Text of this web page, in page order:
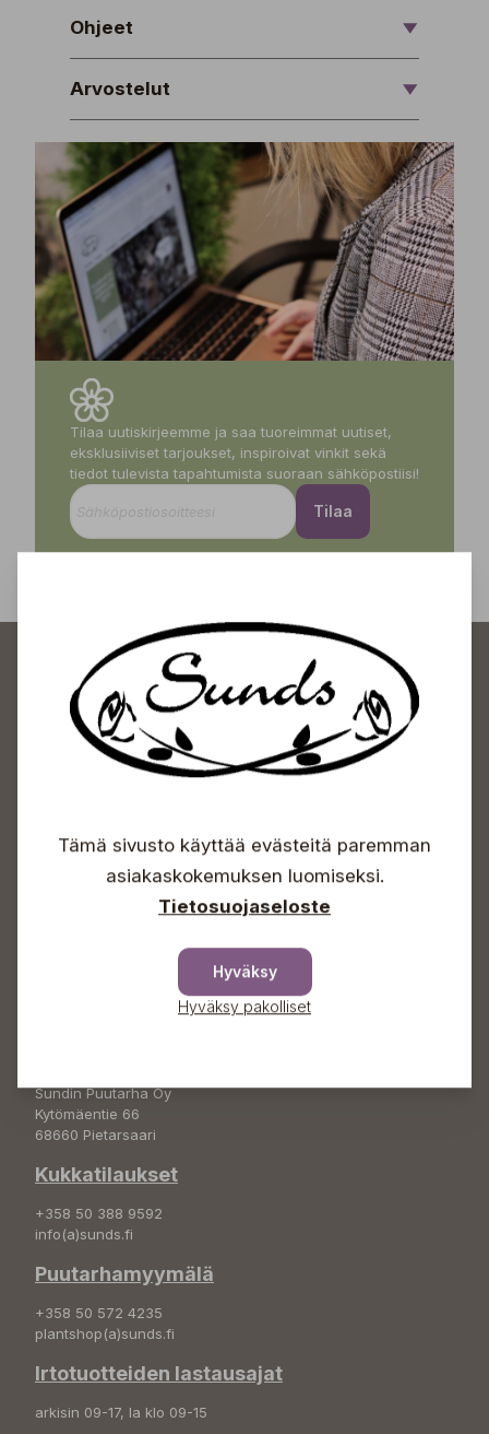
Ohjeet
Arvostelut
Tilaa uutiskirjeemme ja saa tuoreimmat uutiset,
eksklusiiviset tarjoukset, inspiroivat vinkit sekä
tiedot tulevista tapahtumista suoraan sähköpostiisi!
Tilaa
Sundin Puutarhakeskus
Avoinna
Arkisin 09-18
Sunnuntaisin Itsepalvelu
Sundin Puutarha Oy
Kytömäentie 66
68660 Pietarsaari
Kukkatilaukset
+358 50 388 9592
info(a)sunds.fi
Puutarhamyymälä
+358 50 572 4235
plantshop(a)sunds.fi
Irtotuotteiden lastausajat
arkisin 09-17, la klo 09-15
Tämä sivusto käyttää evästeitä paremman
asiakaskokemuksen luomiseksi.
Tietosuojaseloste
Hyväksy
Hyväksy pakolliset